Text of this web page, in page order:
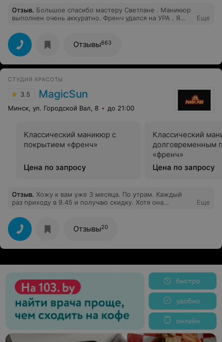
Отзыв. Большое спасибо мастеру Светлане . Маникюр
выполнен очень аккуратно. Френч удался на УРА . Я
Еще
Отзывы663
СТУДИЯ КРАСОТЫ
3.5 MagicSun
Минск, ул. Городской Вал, 8 до 21:00
Классический маникюр с
покрытием «френч»
Цена по запросу
Классический
долговременным
«френч»
Цена по запросу
Отзыв. Хожу к вам уже 3 месяца. По утрам. Каждый
раз приходу в 9.45 и получаю скидку. Хотя она
сказала, что скидки только с 10.00 - без проблем,
правило, есть правило. В вертикальной кабинке было
грязно. Когда работал солярий летали бумажки он
нескольких стикеров и комочки пыли. На мое
замечание почему так, администратор сказала «там
остались. Хорошо. И продолжила «ну мы посмотрим».
Слова «извини», сожаления или минимального стыда
за кабинку, за которую она отвечает - не было. На мое
«до свидания» - молчание. Раз уж вы и ставите
высокую планку салона красоты, то и сервис должен
быть соответствующим. Никакого хамства и, тем
более, грязного рабочего места не может быть.
Научите сотрудников, если не добросовестно
выполнять свои обязанности, то хотя бы уметь
извиниться за свои оплошности.
Еще
Отзывы20